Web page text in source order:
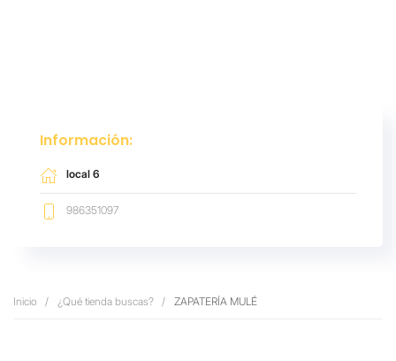
Información:
local 6
986351097
Inicio ¿Qué tienda buscas? ZAPATERÍA MULÉ